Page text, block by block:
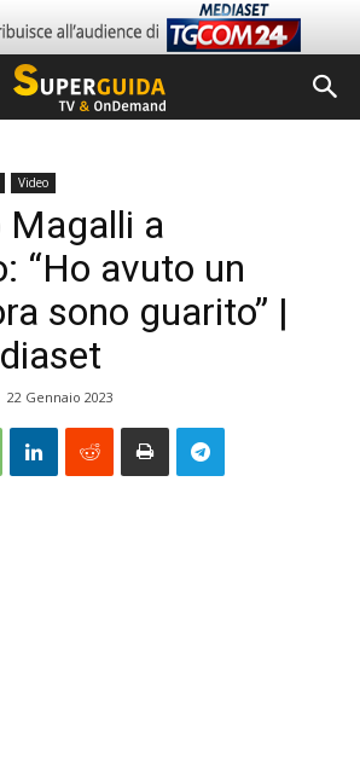
Video
Magalli a
“Ho avuto un
sono guarito” |
22 Gennaio 2023